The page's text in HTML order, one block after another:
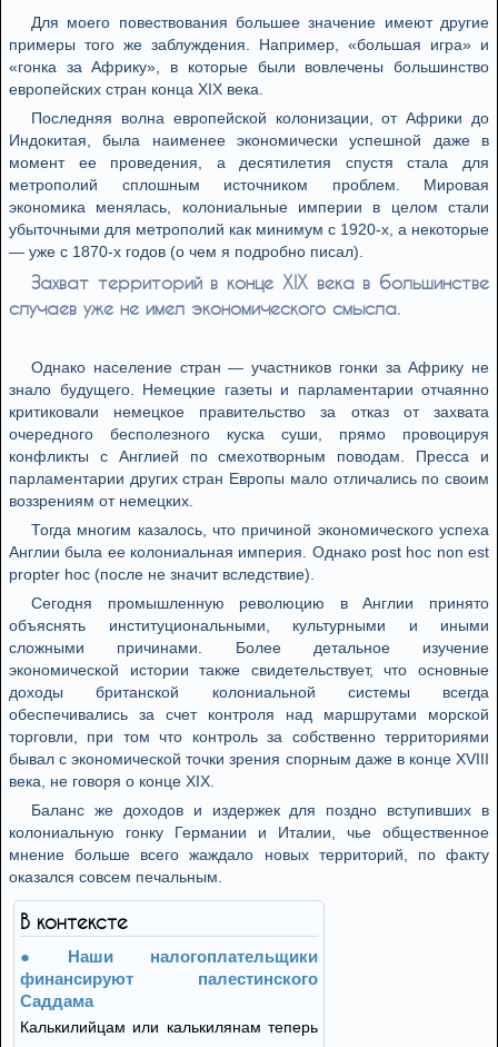
Для моего повествования большее значение имеют другие
примеры того же заблуждения. Например, «большая игра» и
«гонка за Африку», в которые были вовлечены большинство
европейских стран конца XIX века.
Последняя волна европейской колонизации, от Африки до
Индокитая, была наименее экономически успешной даже в
момент ее проведения, а десятилетия спустя стала для
метрополий сплошным источником проблем. Мировая
экономика менялась, колониальные империи в целом стали
убыточными для метрополий как минимум с 1920-х, а некоторые
— уже с 1870-х годов (о чем я подробно писал).
Захват территорий в конце XIX века в большинстве
случаев уже не имел экономического смысла.
Однако население стран — участников гонки за Африку не
знало будущего. Немецкие газеты и парламентарии отчаянно
критиковали немецкое правительство за отказ от захвата
очередного бесполезного куска суши, прямо провоцируя
конфликты с Англией по смехотворным поводам. Пресса и
парламентарии других стран Европы мало отличались по своим
воззрениям от немецких.
Тогда многим казалось, что причиной экономического успеха
Англии была ее колониальная империя. Однако post hoc non est
propter hoc (после не значит вследствие).
Сегодня промышленную революцию в Англии принято
объяснять институциональными, культурными и иными
сложными причинами. Более детальное изучение
экономической истории также свидетельствует, что основные
доходы британской колониальной системы всегда
обеспечивались за счет контроля над маршрутами морской
торговли, при том что контроль за собственно территориями
бывал с экономической точки зрения спорным даже в конце XVIII
века, не говоря о конце XIX.
Баланс же доходов и издержек для поздно вступивших в
колониальную гонку Германии и Италии, чье общественное
мнение больше всего жаждало новых территорий, по факту
оказался совсем печальным.
В контексте
Наши налогоплательщики
финансируют палестинского
Саддама
Калькилийцам или калькилянам теперь